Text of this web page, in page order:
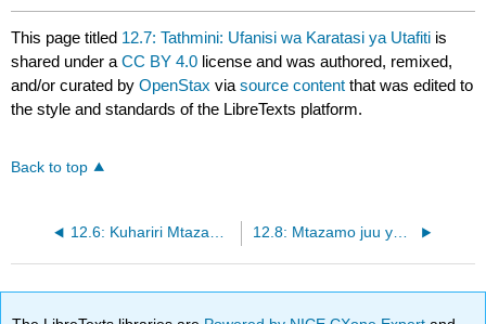
This page titled 12.7: Tathmini: Ufanisi wa Karatasi ya Utafiti is
shared under aCC BY 4.0 license and was authored, remixed,
and/or curated byOpenStax viasource content that was edited to
the style and standards of the LibreTexts platform.
Back to top
12.6: Kuhariri Mtazamo: Kuunganisha Vyanzo na Nukuu 12.8: Mtazamo juu ya... Upendeleo katika Lugha na Utafiti